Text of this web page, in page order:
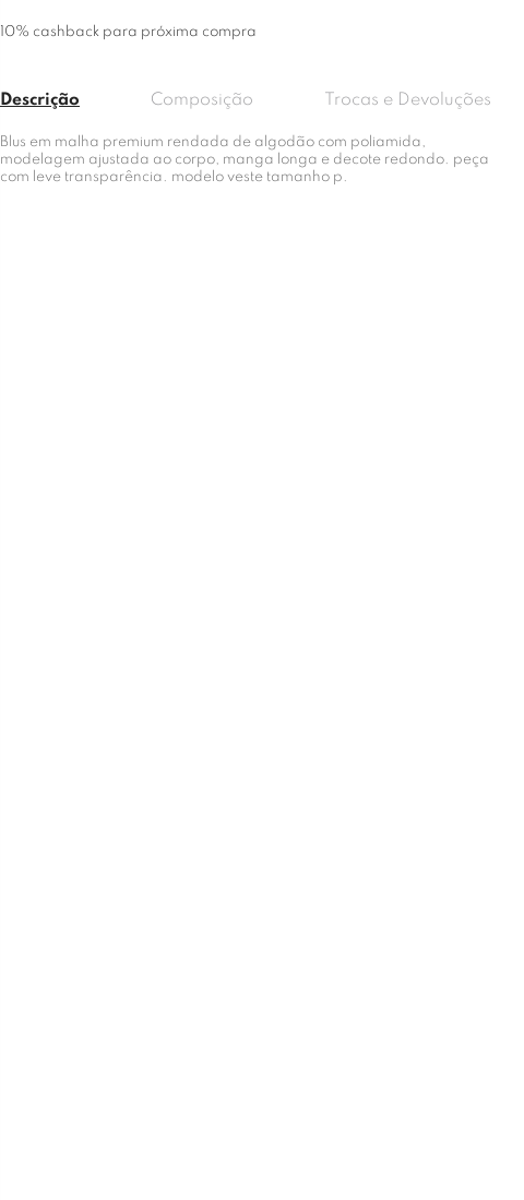
10% cashback para próxima compra
Descrição Composição Trocas e Devoluções
Blus em malha premium rendada de algodão com poliamida,
modelagem ajustada ao corpo, manga longa e decote redondo. peça
com leve transparência. modelo veste tamanho p.